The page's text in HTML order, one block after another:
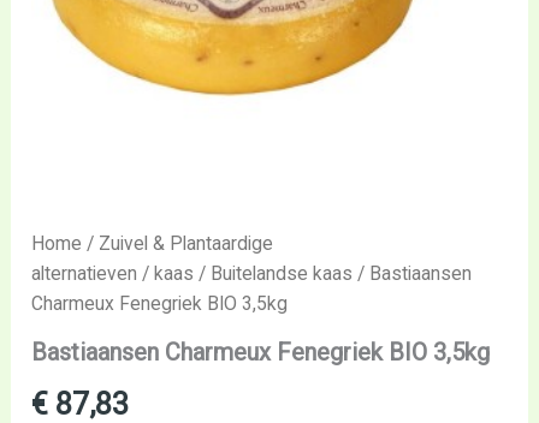
Home / Zuivel & Plantaardige
alternatieven / kaas / Buitelandse kaas / Bastiaansen
Charmeux Fenegriek BIO 3,5kg
Bastiaansen Charmeux Fenegriek BIO 3,5kg
€ 87,83